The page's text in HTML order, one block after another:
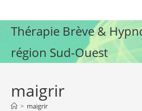
to
contentThérapie Brève &
région Sud-Ouest
maigrir
> maigrir